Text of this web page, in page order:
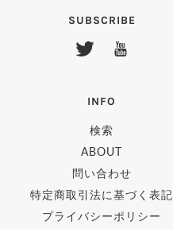
SUBSCRIBE
INFO
検索
ABOUT
問い合わせ
特定商取引法に基づく表記
プライバシーポリシー